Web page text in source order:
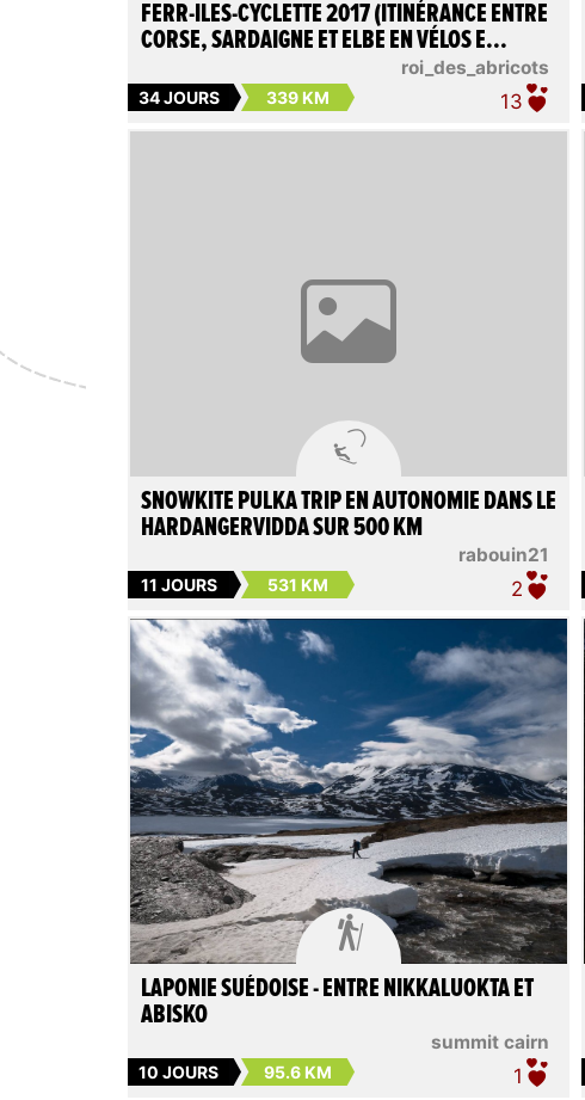
roi_des_abricots
FERR-ILES-CYCLETTE 2017 (ITINÉRANCE ENTRE
CORSE, SARDAIGNE ET ELBE EN VÉLOS E...
34 JOURS 339 KM 13

rabouin21
SNOWKITE PULKA TRIP EN AUTONOMIE DANS LE
HARDANGERVIDDA SUR 500 KM
11 JOURS 531 KM 2

summit cairn
LAPONIE SUÉDOISE - ENTRE NIKKALUOKTA ET
ABISKO
10 JOURS 95.6 KM 1